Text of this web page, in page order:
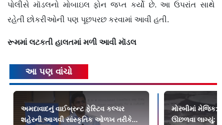
પોલીસે મૉડલનો મોબાઇલ ફોન જપ્ત કર્યો છે. આ ઉપરાંત સાથે
રહેતી છોકરીઓની પણ પૂછપરછ કરવામાં આવી હતી.
રૂમમાં લટકતી હાલતમાં મળી આવી મૉડલ
આ પણ વાંચો
અમદાવાદનું વાઈબ્રન્ટ ફેસ્ટિવ કલ્ચર
શહેરની આગવી સાંસ્કૃતિક ઓળખ તરીકે...
મોરબીમાં મેજિક:
ઊછળવા લાગ્યું: